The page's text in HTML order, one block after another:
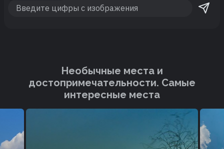
Необычные места и
достопримечательности. Cамые
интересные места